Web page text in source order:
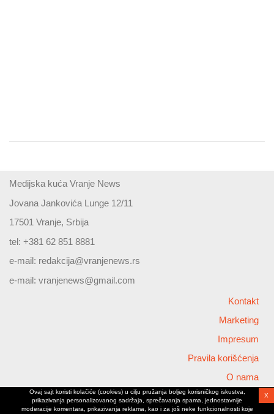
Medijska kuća Vranje News
Jovana Jankovića Lunge 12/11
17501 Vranje, Srbija
tel: +381 62 851 8881
e-mail: redakcija@vranjenews.rs
e-mail: vranjenews@gmail.com
Kontakt
Marketing
Impresum
Pravila korišćenja
O nama
Copyright © 2026 Vranjenews
All rights reserved
Ovaj sajt koristi kolačiće (cookies) u cilju pružanja boljeg korisničkog iskustva,
prikazivanja personalizovanog sadržaja, sprečavanja spama, jednostavnije
moderacije komentara, prikazivanja reklama, kao i za još neke funkcionalnosti koje
X